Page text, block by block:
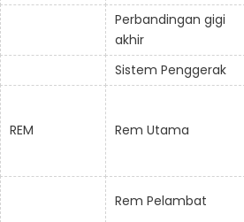
Perbandingan gigi
akhir
Sistem Penggerak
REM Rem Utama
Rem Pelambat